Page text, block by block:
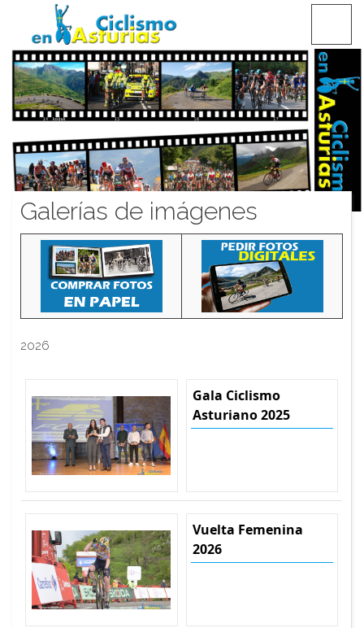
CICLISMO EN ASTURIAS
Galerías de imágenes
2026
Gala Ciclismo
Asturiano 2025
Vuelta Femenina
2026